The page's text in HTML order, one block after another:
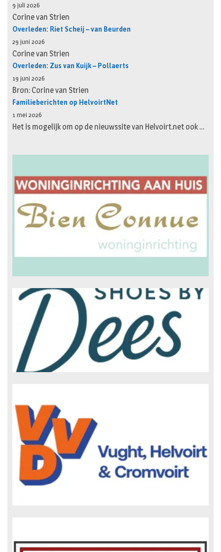
9 juli 2026
Corine van Strien
Overleden: Riet Scheij – van Beurden
29 juni 2026
Corine van Strien
Overleden: Zus van Kuijk – Pollaerts
19 juni 2026
Bron: Corine van Strien
Familieberichten op HelvoirtNet
1 mei 2026
Het is mogelijk om op de nieuwssite van Helvoirt.net ook …